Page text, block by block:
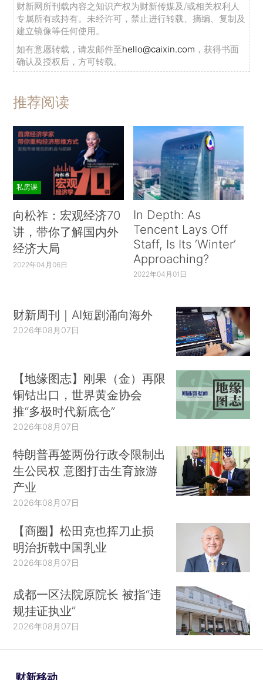
财新网所刊载内容之知识产权为财新传媒及/或相关权利人
专属所有或持有。未经许可，禁止进行转载、摘编、复制及
建立镜像等任何使用。
如有意愿转载，请发邮件至hello@caixin.com ，获得书面
确认及授权后，方可转载。
推荐阅读
私房课
向松祚：宏观经济70
讲，带你了解国内外
经济大局
2022年04月06日
In Depth: As
Tencent Lays Off
Staff, Is Its ‘Winter’
Approaching?
2022年04月01日
财新周刊｜AI短剧涌向海外
2026年08月07日
【地缘图志】刚果（金）再限
铜钴出口，世界黄金协会
推“多极时代新底仓”
2026年08月07日
特朗普再签两份行政令限制出
生公民权 意图打击生育旅游
产业
2026年08月07日
【商圈】松田克也挥刀止损
明治折戟中国乳业
2026年08月07日
成都一区法院原院长 被指“违
规挂证执业”
2026年08月07日